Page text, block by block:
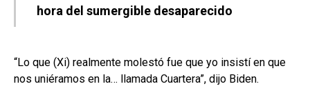
hora del sumergible desaparecido
“Lo que (Xi) realmente molestó fue que yo insistí en que
nos uniéramos en la… llamada Cuartera”, dijo Biden.